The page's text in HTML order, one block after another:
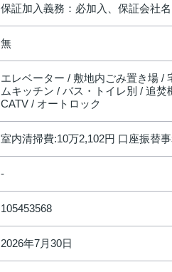
保証加入義務：必加入、保証会社
無
エレベーター / 敷地内ごみ置き場 /
ムキッチン / バス・トイレ別 / 追
CATV / オートロック
室内清掃費:10万2,102円 口座振替
105453568
2026年7月30日